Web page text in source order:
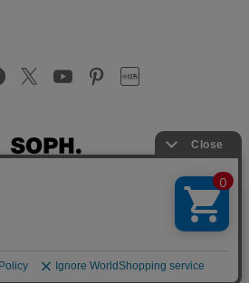
を提供するため、cookie(クッキー)を
。 詳しくは
プライバシーポリシーを
OK